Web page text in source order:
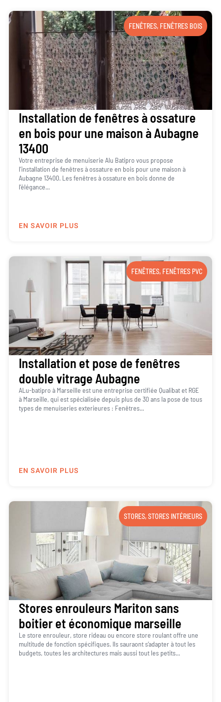
FENÊTRES, FENÊTRES BOIS
Installation de fenêtres à ossature
en bois pour une maison à Aubagne
13400
Votre entreprise de menuiserie Alu Batipro vous propose
l’installation de fenêtres à ossature en bois pour une maison à
Aubagne 13400. Les fenêtres à ossature en bois donne de
l’élégance...
EN SAVOIR PLUS
FENÊTRES, FENÊTRES PVC
Installation et pose de fenêtres
double vitrage Aubagne
ALu-batipro à Marseille est une entreprise certifiée Qualibat et RGE
à Marseille, qui est spécialisée depuis plus de 30 ans la pose de tous
types de menuiseries exterieures : Fenêtres...
EN SAVOIR PLUS
STORES,STORES INTÉRIEURS
Stores enrouleurs Mariton sans
boitier et économique marseille
Le store enrouleur, store rideau ou encore store roulant offre une
multitude de fonction spécifiques. Ils sauraont s’adapter à tout les
budgets, toutes les architectures mais aussi tout les petits...